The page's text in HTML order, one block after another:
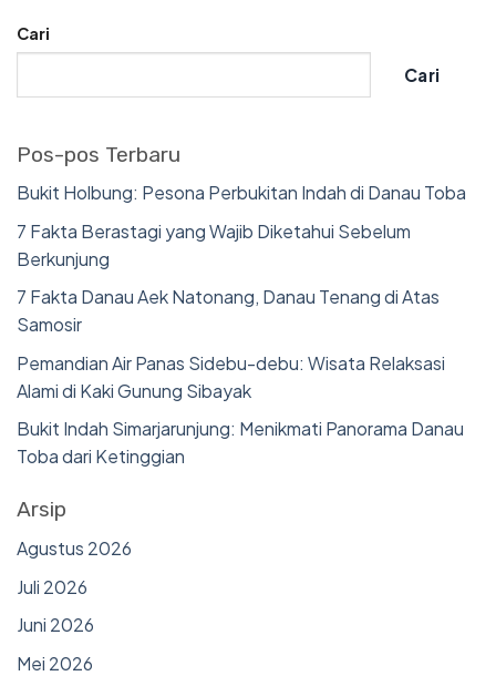
Cari
Cari
Pos-pos Terbaru
Bukit Holbung: Pesona Perbukitan Indah di Danau Toba
7 Fakta Berastagi yang Wajib Diketahui Sebelum
Berkunjung
7 Fakta Danau Aek Natonang, Danau Tenang di Atas
Samosir
Pemandian Air Panas Sidebu-debu: Wisata Relaksasi
Alami di Kaki Gunung Sibayak
Bukit Indah Simarjarunjung: Menikmati Panorama Danau
Toba dari Ketinggian
Arsip
Agustus 2026
Juli 2026
Juni 2026
Mei 2026